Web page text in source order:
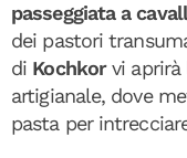
passeggiata a
dei pastori
di Kochkorvi
artigianale, dove
pasta per